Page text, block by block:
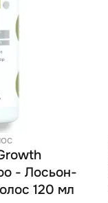
- Лосьон-
120 мл